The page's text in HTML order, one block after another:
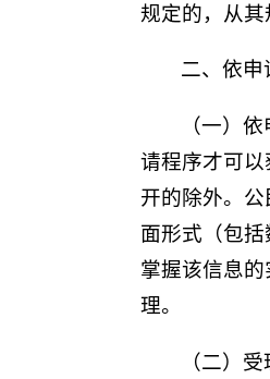
规定的，从其
二、依申
（一）
请程序才可
开的除外。
面形式（包
掌握该信息
理。
（二）